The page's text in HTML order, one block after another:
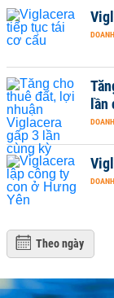
lần
Theo ngày